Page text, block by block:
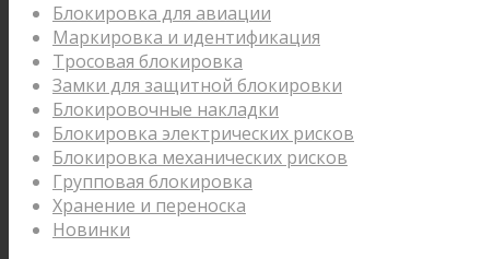
Блокировка для авиации
Маркировка и идентификация
Тросовая блокировка
Замки для защитной блокировки
Блокировочные накладки
Блокировка электрических рисков
Блокировка механических рисков
Групповая блокировка
Хранение и переноска
Новинки